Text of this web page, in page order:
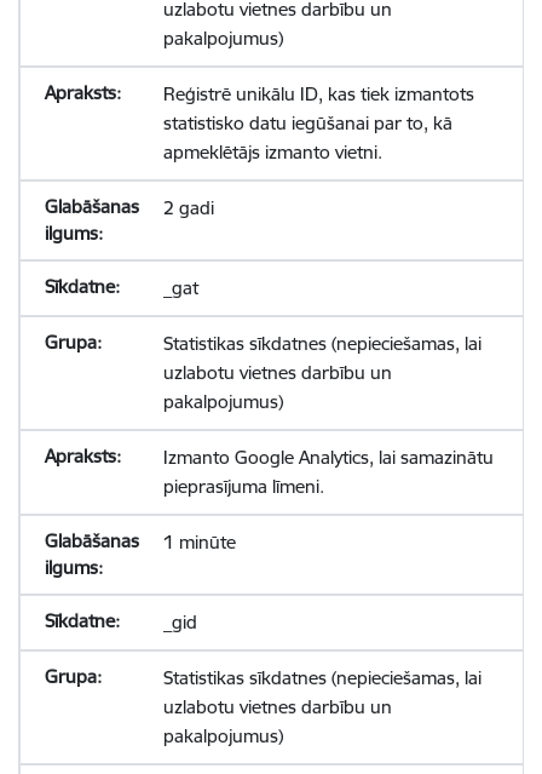
uzlabotu vietnes darbību un
pakalpojumus)
Reģistrē unikālu ID, kas tiek izmantots
statistisko datu iegūšanai par to, kā
apmeklētājs izmanto vietni.
2 gadi
_gat
Statistikas sīkdatnes (nepieciešamas, lai
uzlabotu vietnes darbību un
pakalpojumus)
Izmanto Google Analytics, lai samazinātu
pieprasījuma līmeni.
1 minūte
_gid
Statistikas sīkdatnes (nepieciešamas, lai
uzlabotu vietnes darbību un
pakalpojumus)